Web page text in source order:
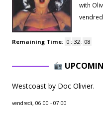
with
Remaining Time: 0 : 32 : 07
Westcoast by Doc Olivier.
vendredi, 06:00 - 07:00